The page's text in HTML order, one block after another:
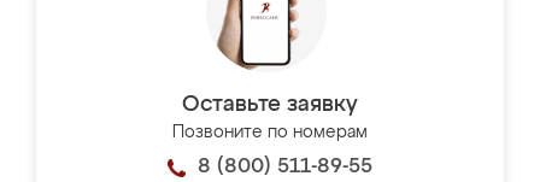
Оставьте заявку
Позвоните по номерам
8 (800) 511-89-55